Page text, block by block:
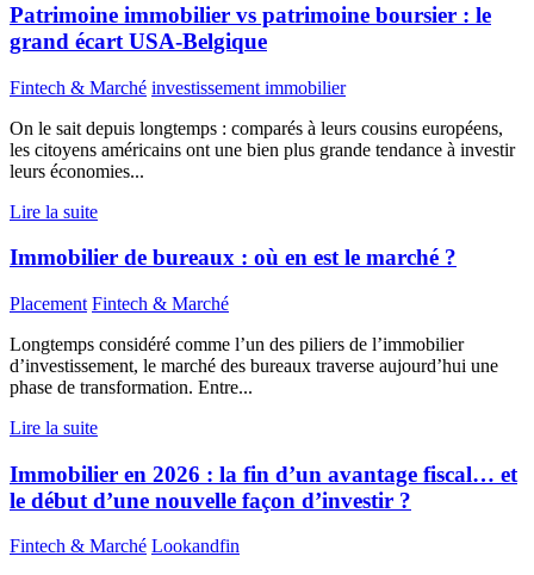
Patrimoine immobilier vs patrimoine boursier : le
grand écart USA-Belgique
Fintech & Marché investissement immobilier
On le sait depuis longtemps : comparés à leurs cousins européens,
les citoyens américains ont une bien plus grande tendance à investir
leurs économies...
Lire la suite
Immobilier de bureaux : où en est le marché ?
Placement Fintech & Marché
Longtemps considéré comme l’un des piliers de l’immobilier
d’investissement, le marché des bureaux traverse aujourd’hui une
phase de transformation. Entre...
Lire la suite
Immobilier en 2026 : la fin d’un avantage fiscal… et
le début d’une nouvelle façon d’investir ?
Fintech & Marché Lookandfin